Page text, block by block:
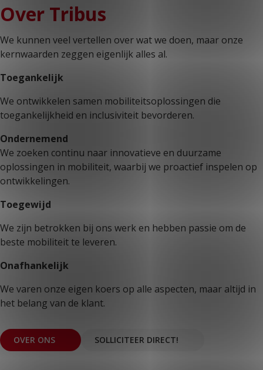
Over Tribus
We kunnen veel vertellen over wat we doen, maar onze
kernwaarden zeggen eigenlijk alles al.
Toegankelijk
We ontwikkelen samen mobiliteitsoplossingen die
toegankelijkheid en inclusiviteit bevorderen.
Ondernemend
We zoeken continu naar innovatieve en duurzame
oplossingen in mobiliteit, waarbij we proactief inspelen op
ontwikkelingen.
Toegewijd
We zijn betrokken bij ons werk en hebben passie om de
beste mobiliteit te leveren.
Onafhankelijk
We varen onze eigen koers op alle aspecten, maar altijd in
het belang van de klant.
OVER ONS SOLLICITEER DIRECT!